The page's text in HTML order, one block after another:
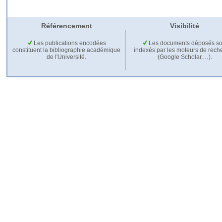
Référencement Visibilité
Les publications encodées
constituent la bibliographie académique
de l'Université.
Les documents déposés
indexés par les moteurs de
(Google Scholar,…).